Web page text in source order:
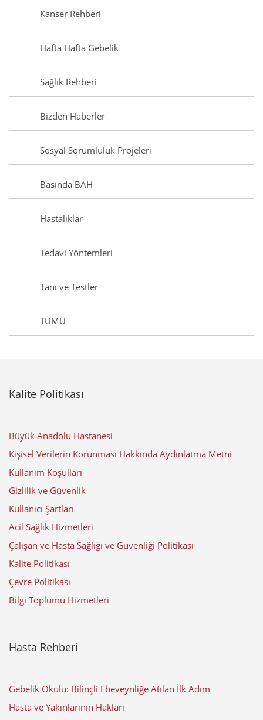
Kanser Rehberi
Hafta Hafta Gebelik
Sağlık Rehberi
Bizden Haberler
Sosyal Sorumluluk Projeleri
Basında BAH
Hastalıklar
Tedavi Yöntemleri
Tanı ve Testler
TÜMÜ
Kalite Politikası
Büyük Anadolu Hastanesi
Kişisel Verilerin Korunması Hakkında Aydınlatma Metni
Kullanım Koşulları
Gizlilik ve Güvenlik
Kullanıcı Şartları
Acil Sağlık Hizmetleri
Çalışan ve Hasta Sağlığı ve Güvenliği Politikası
Kalite Politikası
Çevre Politikası
Bilgi Toplumu Hizmetleri
Hasta Rehberi
Gebelik Okulu: Bilinçli Ebeveynliğe Atılan İlk Adım
Hasta ve Yakınlarının Hakları